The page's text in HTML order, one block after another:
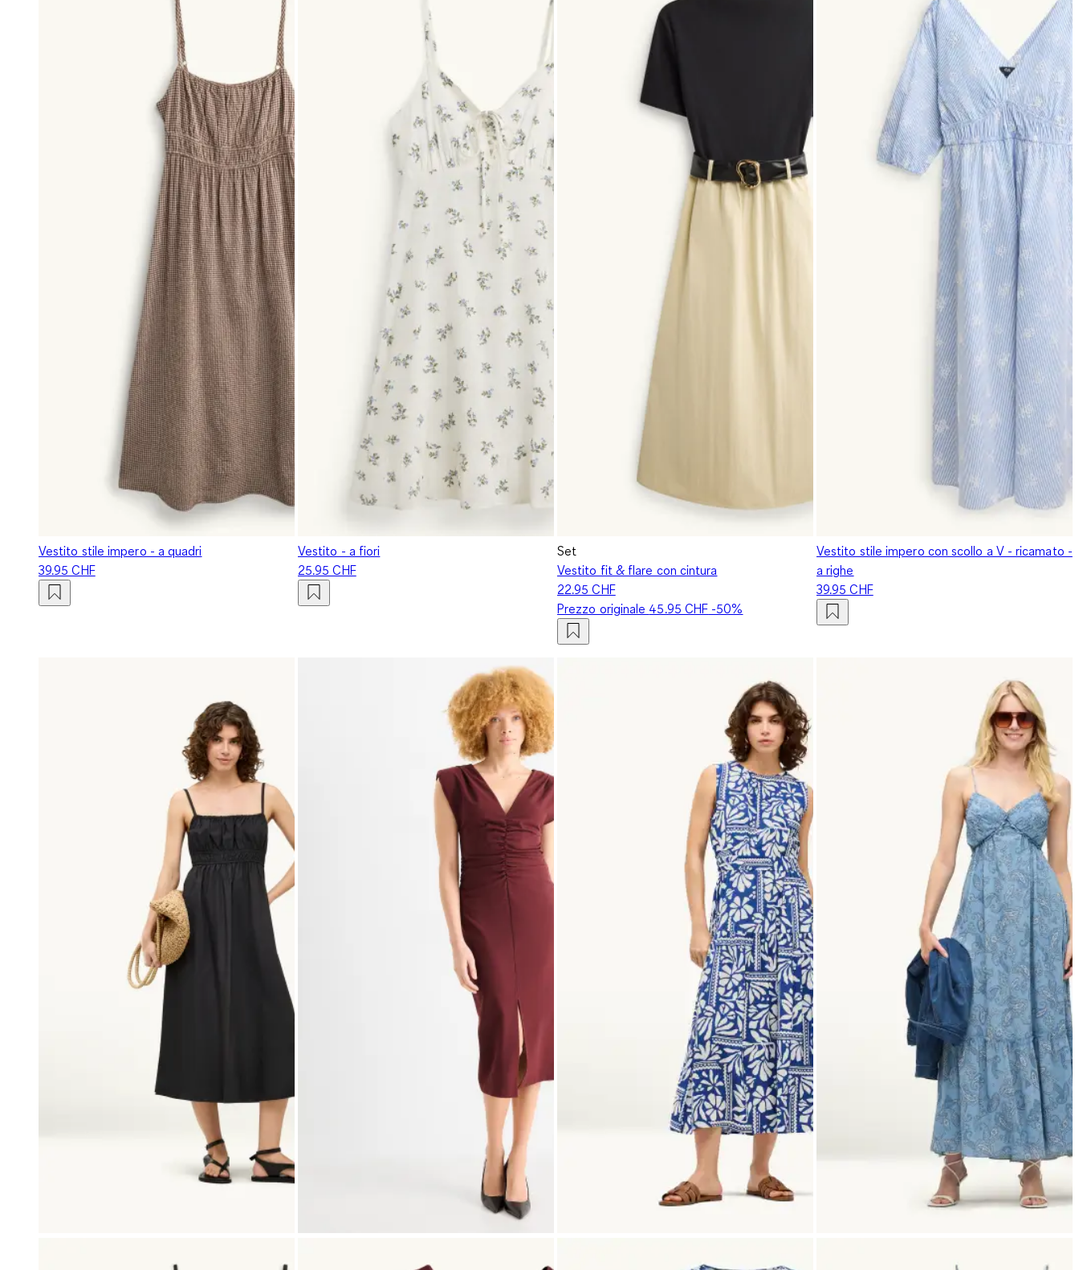
Vestito stile impero - a quadri
39.95 CHF
Vestito - a fiori
25.95 CHF
Set
Vestito fit & flare con cintura
22.95 CHF
Prezzo originale 45.95 CHF -50%
Vestito stile impero con scollo a V - ricamato -
a righe
39.95 CHF